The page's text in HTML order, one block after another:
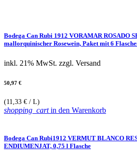
Bodega Can Rubi 1912 VORAMAR ROSADO
mallorquinischer Rosewein, Paket mit 6
inkl. 21% MwSt. zzgl. Versand
50,97 €
(11,33 € / L)
shopping_cartin den Warenkorb
Bodega Can Rubi1912 VERMUT BLANCO
ENDIUMENJAT, 0,75 l Flasche